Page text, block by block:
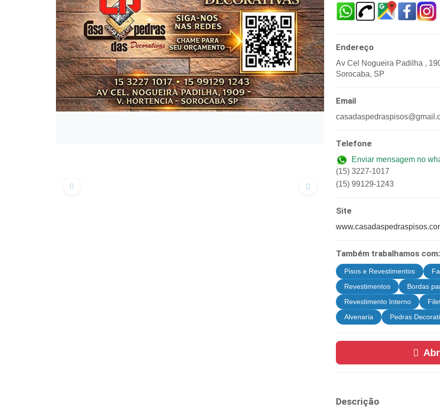
Anterior Próximo
Endereço
Av Cel Nogueira Padilha ,
Sorocaba, SP
Email
Telefone
Enviar mensagem no
(15) 3227-1017
(15) 99129-1243
Site
Também trabalhamos com:
Pisos e Revestimentos
Revestimentos
Bordas
Revestimento Interno
Alvenaria
Pedras
Descrição